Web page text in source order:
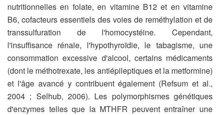
nutritionnelles en folate, en vitamine B12 et en vitamine
B6, cofacteurs essentiels des voies de reméthylation et de
transsulfuration de l'homocystéine. Cependant,
l'insuffisance rénale, l'hypothyroïdie, le tabagisme, une
consommation excessive d'alcool, certains médicaments
(dont le méthotrexate, les antiépileptiques et la metformine)
et l'âge avancé y contribuent également (Refsum et al.,
2004 ; Selhub, 2006). Les polymorphismes génétiques
d'enzymes telles que la MTHFR peuvent entraîner une